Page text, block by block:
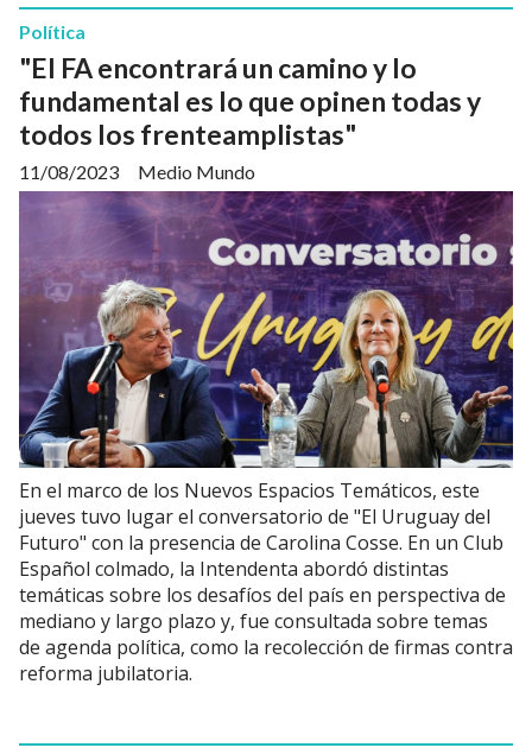
"El FA encontrará un camino y lo
fundamental es lo que opinen todas y
todos los frenteamplistas"
Medio Mundo
Política
11/08/2023
En el marco de los Nuevos Espacios Temáticos, este
jueves tuvo lugar el conversatorio de "El Uruguay del
Futuro" con la presencia de Carolina Cosse. En un Club
Español colmado, la Intendenta abordó distintas
temáticas sobre los desafíos del país en perspectiva de
mediano y largo plazo y, fue consultada sobre temas
de agenda política, como la recolección de firmas contra
reforma jubilatoria.